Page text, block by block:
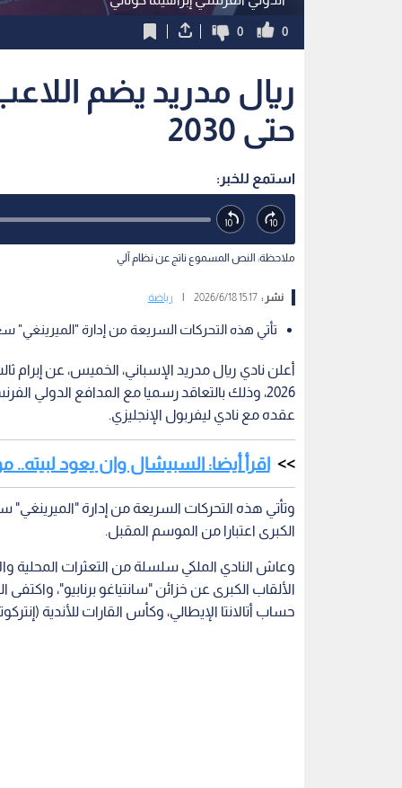
0
0
ريال مدريد يضم
حتى 2030
استمع للخبر:
ملاحظة: النص المسموع ناتج عن نظام آلي
نشر :15:17 2026/6/18 رياضة
تأتي هذه التحركات السريعة من إدارة "الميرينغي"
أعلن نادي ريال مدريد الإسباني، الخميس، عن إبرام
2026، وذلك بالتعاقد رسميا مع المدافع الدولي
عقده مع نادي ليفربول الإنجليزي.
اقرأ أيضا: السبيشال وان يعود لبيته..
وتأتي هذه التحركات السريعة من إدارة "الميرينغي"
الكبرى اعتبارا من الموسم المقبل.
وعاش النادي الملكي سلسلة من التعثرات المحلية
حساب أتالانتا الإيطالي، وكأس القارات للأندية